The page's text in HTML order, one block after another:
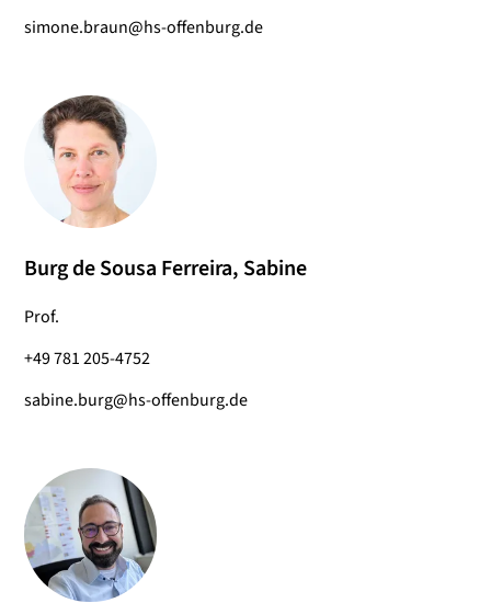
simone.braun@hs-offenburg.de
Burg de Sousa Ferreira, Sabine
Prof.
+49 781 205-4752
sabine.burg@hs-offenburg.de